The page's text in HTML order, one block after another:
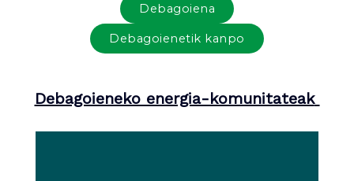
Debagoiena
Debagoienetik kanpo
Debagoieneko energia-komunitateak